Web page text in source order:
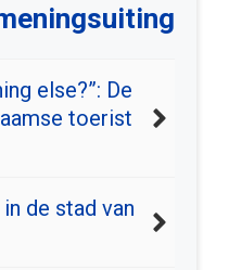
else?”: De
toerist
de stad van